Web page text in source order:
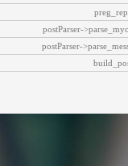
postParser-
postParser-